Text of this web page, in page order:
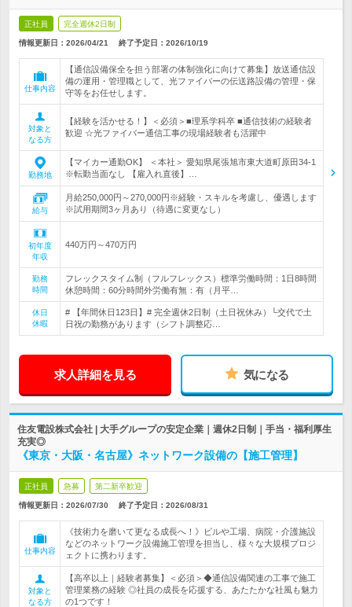
正社員 完全週休2日制
情報更新日：2026/04/21 終了予定日： 2026/10/19
仕事内容
【通信設備保全を担う部署の体制強化に向けて募集】放送通信設
備の運用・管理職として、光ファイバーの伝送路設備の管理・保
守等をお任せします。
対象と
なる方
【経験を活かせる！】＜必須＞■理系学科卒 ■通信技術の経験者
歓迎 ☆光ファイバー通信工事の現場経験者も活躍中
勤務地
【マイカー通勤OK】 ＜本社＞ 愛知県尾張旭市東大道町原田34-1
※転勤当面なし 【雇入れ直後】…
給与
月給250,000円～270,000円※経験・スキルを考慮し、優遇します
※試用期間3ヶ月あり（待遇に変更なし）
初年度
年収
440万円～470万円
勤務
時間
フレックスタイム制（フルフレックス）標準労働時間：1日8時間
休憩時間：60分時間外労働有無：有（月平…
休日
休暇
# 【年間休日123日】# 完全週休2日制（土日祝休み）└交代で土
日祝の勤務があります（シフト調整応…
求人詳細を見る 気になる
住友電設株式会社 | 大手グループの安定企業｜週休2日制｜手当・福利厚生
充実◎
《東京・大阪・名古屋》ネットワーク設備の【施工管理】
正社員 急募 第二新卒歓迎
情報更新日：2026/07/30 終了予定日： 2026/08/31
仕事内容
《技術力を磨いて更なる成長へ！》ビルや工場、病院・介護施設
などのネットワーク設備施工管理を担当し、様々な大規模プロジ
ェクトに携わります。
対象と
なる方
【高卒以上｜経験者募集】＜必須＞◆通信設備関連の工事で施工
管理業務の経験 ◎社員の成長を応援する、あたたかな社風も魅力
の1つです！